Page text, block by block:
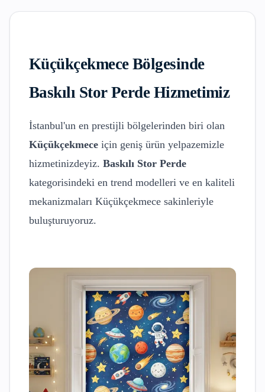
KüçükçekmeceBölgesinde
Baskılı Stor PerdeHizmetimiz
İstanbul'un en prestijli bölgelerinden biri olan
Küçükçekmece için geniş ürün yelpazemizle
hizmetinizdeyiz. Baskılı Stor Perde
kategorisindeki en trend modelleri ve en kaliteli
mekanizmaları Küçükçekmece sakinleriyle
buluşturuyoruz.